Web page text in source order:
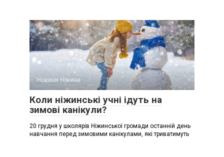
Новини Ніжина
Коли ніжинські учні ідуть на
зимові канікули?
20 грудня у школярів Ніжинської громади останній день
навчання перед зимовими канікулами, які триватимуть